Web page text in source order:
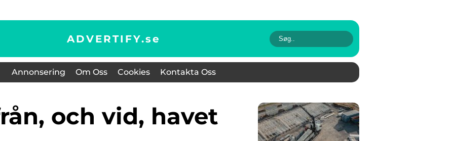
ADVERTIFY.se
Annonsering Om Oss Cookies Kontakta Oss
och vid, havet